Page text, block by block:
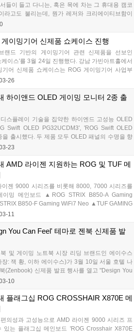
들이 들고 다니는, 혹은 목에 차는 그 휴대용 캠코
라고도 불리는데, 뭔가 레저와 크리에이티브함이
자면 캠핑 감성이 물씬 풍기는데, 에이수스의 프
고프로 에디션(ProArt GoPro Edition) PX13'를 선
이밍기어 신제품 쇼케이스 진행
랜드 기반의 게이밍기어 관련 신제품을 선보인
이스'를 3월 24일 진행했다. 강남 가빈아트홀에서
기어 신제품 쇼케이스는 ROG 게이밍기어 사업부
Huang)의 인사말을 시작으로 ROG(Republic of
다양한 게이밍기어 제품들을 전시 및 공개했다....
26
하이앤드 OLED 게이밍 모니터 2종 출
스플레이 기술을 집약한 하이엔드 고성능 OLED
Swift OLED PG32UCDM3', 'ROG Swift OLED
을 출시했다. 두 제품 모두 OLED 패널의 수명을 향
Care Pro가 적용돼 장시간 작업이나 게임 플
자리를 비울 경우 자동으로 화면을 블랙으로 전환
Neo Proximity Sensor가 탑재되어 패널의 수명을
23
AMD 라이젠 지원하는 ROG 및 TUF 메
이젠 9000 시리즈를 비롯해 8000, 7000 시리즈를
이밍 메인보드 ▲ROG STRIX B850-A Gaming
B850-F Gaming WiFi7 Neo ▲TUF GAMING
Neo 등 3종을 출시한다고 밝혔다. Neo 시리즈는
장성과 사용자 편의성을 제공하는 것에 초점을 맞
. NitroPath DRAM 기술을 적용하여 신호 무결성
토리지 재배분을 통해 확장성을 확보하였다....
11
You Can Feel' 테마로 젠북 신제품 발
및 게이밍 노트북 시장 리딩 브랜드인 에이수스
: 잭 황, 이하 에이수스)가 3월 10일 서울 호텔 나
(Zenbook) 신제품 발표 행사를 열고 "Design You
새로운 젠북 라인업과 제품 디자인 철학을 공개
로, 젠북 라인업의 소재 혁신과 사용자 경험을 현
있도록 전시 및 체험 중심으로 구성됐다....
10
플래그십 ROG CROSSHAIR X870E 메
의성과 고성능으로 AMD 라이젠 9000 시리즈 프
있는 플래그십 메인보드 'ROG Crosshair X870E